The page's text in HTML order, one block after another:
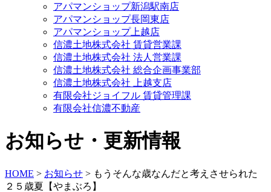
アパマンショップ新潟駅南店
アパマンショップ長岡東店
アパマンショップ上越店
信濃土地株式会社 賃貸営業課
信濃土地株式会社 法人営業課
信濃土地株式会社 総合企画事業部
信濃土地株式会社 上越支店
有限会社ジョイフル 賃貸管理課
有限会社信濃不動産
お知らせ・更新情報
HOME > お知らせ > もうそんな歳なんだと考えさせられた
２５歳夏【やまぶろ】